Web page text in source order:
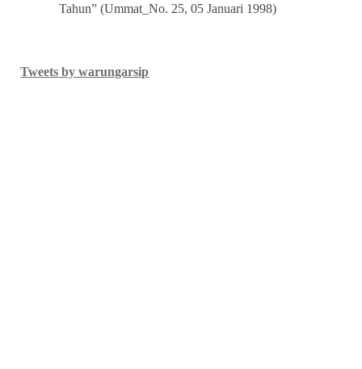
Tahun” (Ummat_No. 25, 05 Januari 1998)
Tweets by warungarsip